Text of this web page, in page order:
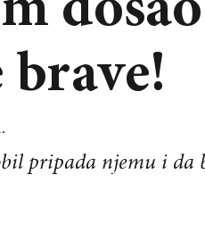
pripada njemu i da